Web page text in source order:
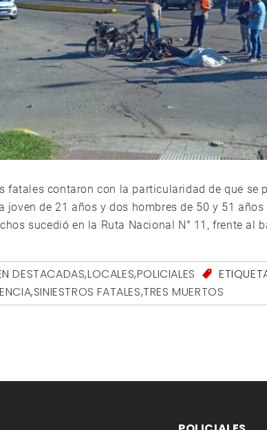
fatales contaron con la particularidad de que se
joven de 21 años y dos hombres de 50 y 51
sucedió en la Ruta Nacional N° 11, frente al
DESTACADAS,LOCALES,POLICIALES
,SINIESTROS FATALES,TRES MUERTOS